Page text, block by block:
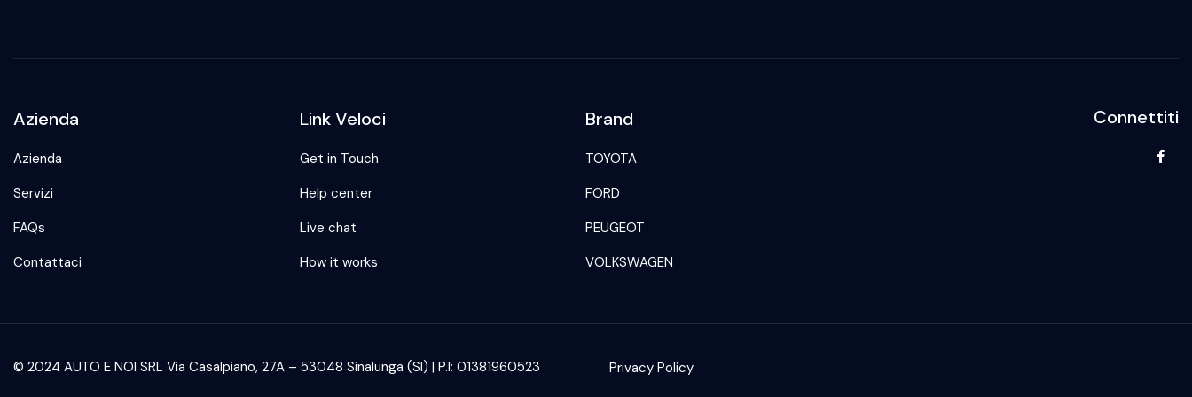
Azienda
Azienda
Servizi
FAQs
Contattaci
Link Veloci
Get in Touch
Help center
Live chat
How it works
Brand
TOYOTA
FORD
PEUGEOT
VOLKSWAGEN
Connettiti
© 2024 AUTO E NOI SRL Via Casalpiano, 27A – 53048 Sinalunga (SI) | P.I: 01381960523 Privacy Policy